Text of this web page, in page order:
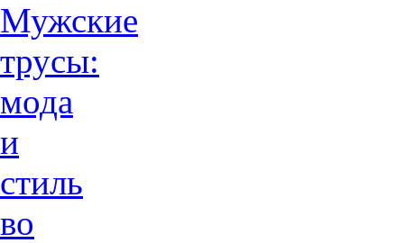
Мужские
трусы:
мода
и
стиль
во